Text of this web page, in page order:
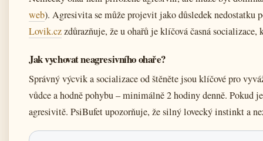
web). Agresivita se může projevit jako důsledek nedostatku
Lovik.czzdůrazňuje, že u ohařů je klíčová časná
Jak vychovat neagresivního ohaře?
Správný výcvik a socializace od štěněte jsou klíčové pro
vůdce a hodně pohybu – minimálně 2 hodiny denně. Pokud
agresivitě. PsiBufet upozorňuje, že silný lovecký instinkt a